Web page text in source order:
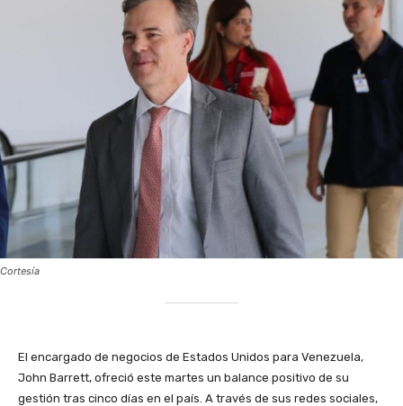
Cortesía
El encargado de negocios de Estados Unidos para Venezuela,
John Barrett, ofreció este martes un balance positivo de su
gestión tras cinco días en el país. A través de sus redes sociales,